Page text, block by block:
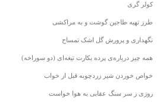
کولر گری
طرز تهیه طاجین گوشت و به مراکشی
نگهداری و پرورش گل اشک تمساح
همه چیز درباره‌ی پرده بکارت تیغه‌ای (دو سوراخه)
خواص خوردن شیر زردچوبه قبل از خواب
روزی ز سر سنگ عقابی به هوا خواست